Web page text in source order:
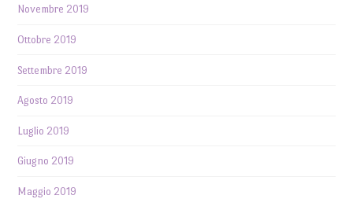
Novembre 2019
Ottobre 2019
Settembre 2019
Agosto 2019
Luglio 2019
Giugno 2019
Maggio 2019